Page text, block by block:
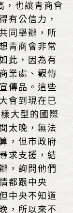
，也讓青商會
有公信力，
同舉辦，所
青商會非常
此，因為有
業處、觀傳
傳品。這些
會到現在已
大型的國際
太晚，無法
，但市政府
求支援，結
，詢問他們
都跟中央
中央不知道
，所以來不